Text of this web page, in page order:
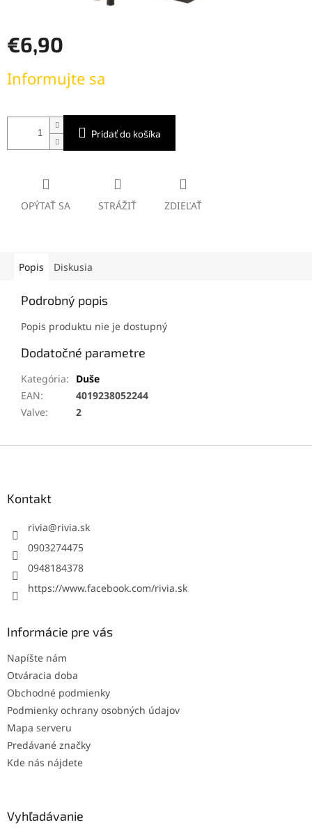
€6,90
cena:
Informujte sa
Pridať do košíka
OPÝTAŤ SA STRÁŽIŤ ZDIEĽAŤ
Popis Diskusia
Podrobný popis
Popis produktu nie je dostupný
Dodatočné parametre
Kategória:
Duše
EAN:
4019238052244
Valve: 2
Kontakt
rivia@rivia.sk
0903274475
0948184378
https://www.facebook.com/rivia.sk
Informácie pre vás
Napíšte nám
Otváracia doba
Obchodné podmienky
Podmienky ochrany osobných údajov
Mapa serveru
Predávané značky
Kde nás nájdete
Vyhľadávanie